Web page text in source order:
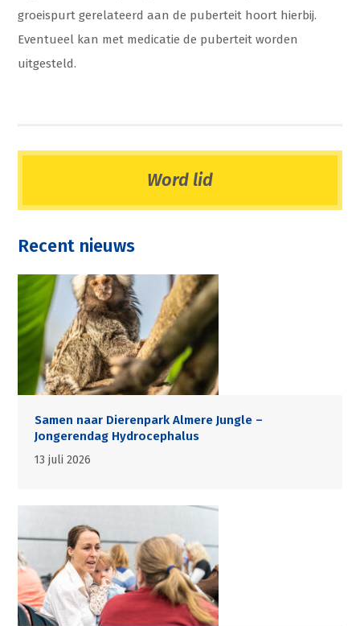
groeispurt gerelateerd aan de puberteit hoort hierbij.
Eventueel kan met medicatie de puberteit worden
uitgesteld.
Word lid
Recent nieuws
Samen naar Dierenpark Almere Jungle –
Jongerendag Hydrocephalus
13 juli 2026